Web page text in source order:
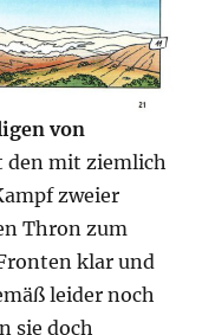
von
den mit ziemlich
zweier
Thron zum
klar und
leider noch
sie doch